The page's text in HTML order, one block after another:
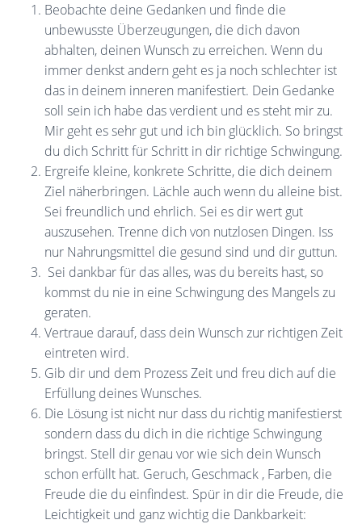
Beobachte deine Gedanken und finde die
unbewusste Überzeugungen, die dich davon
abhalten, deinen Wunsch zu erreichen. Wenn du
immer denkst andern geht es ja noch schlechter ist
das in deinem inneren manifestiert. Dein Gedanke
soll sein ich habe das verdient und es steht mir zu.
Mir geht es sehr gut und ich bin glücklich. So bringst
du dich Schritt für Schritt in dir richtige Schwingung.
Ergreife kleine, konkrete Schritte, die dich deinem
Ziel näherbringen. Lächle auch wenn du alleine bist.
Sei freundlich und ehrlich. Sei es dir wert gut
auszusehen. Trenne dich von nutzlosen Dingen. Iss
nur Nahrungsmittel die gesund sind und dir guttun.
Sei dankbar für das alles, was du bereits hast, so
kommst du nie in eine Schwingung des Mangels zu
geraten.
Vertraue darauf, dass dein Wunsch zur richtigen Zeit
eintreten wird.
Gib dir und dem Prozess Zeit und freu dich auf die
Erfüllung deines Wunsches.
Die Lösung ist nicht nur dass du richtig manifestierst
sondern dass du dich in die richtige Schwingung
bringst. Stell dir genau vor wie sich dein Wunsch
schon erfüllt hat. Geruch, Geschmack , Farben, die
Freude die du einfindest. Spür in dir die Freude, die
Leichtigkeit und ganz wichtig die Dankbarkeit: